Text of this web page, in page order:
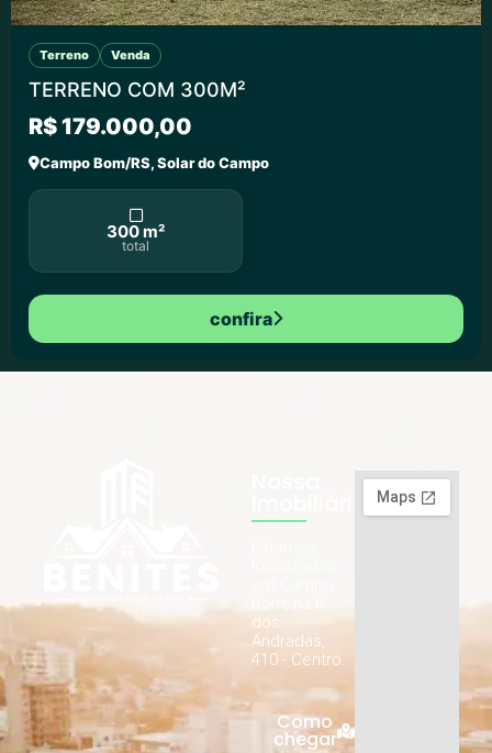
Terreno Venda
TERRENO COM 300M²
R$ 179.000,00
Campo Bom/RS, Solar do Campo
300 m²
total
confira
dos
Andradas,
410 - Centro.
Como
chegar